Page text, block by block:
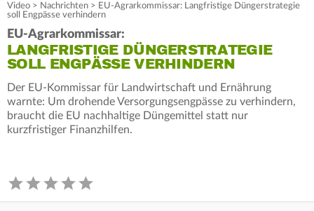
Video > Nachrichten > EU-Agrarkommissar: Langfristige Düngerstrategie
soll Engpässe verhindern
EU-Agrarkommissar:
LANGFRISTIGE DÜNGERSTRATEGIE
SOLL ENGPÄSSE VERHINDERN
Der EU-Kommissar für Landwirtschaft und Ernährung
warnte: Um drohende Versorgungsengpässe zu verhindern,
braucht die EU nachhaltige Düngemittel statt nur
kurzfristiger Finanzhilfen.